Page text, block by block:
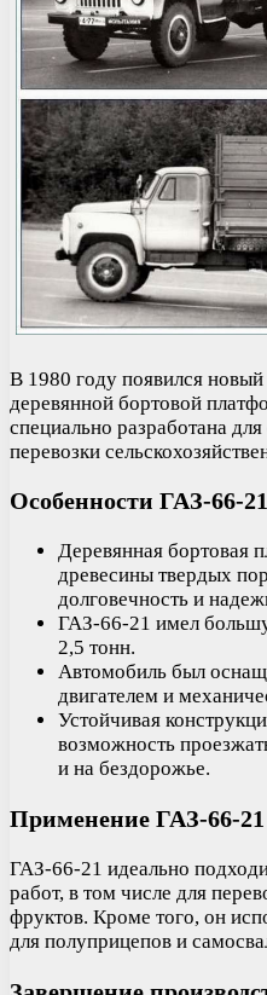
В 1980 году появился
деревянной бортовой
специально разработана для
перевозки
Особенности ГАЗ-66-21
Деревянная бортовая
древесины твердых
долговечность и
ГАЗ-66-21 имел
2,5 тонн.
Автомобиль был
двигателем и
Устойчивая
возможность
и на бездорожье.
Применение ГАЗ-66-21
ГАЗ-66-21 идеально
работ, в том числе для
фруктов. Кроме того, он
для полуприцепов и